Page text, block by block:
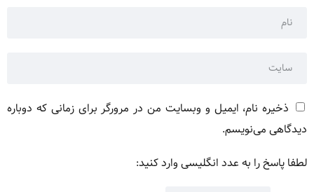
ذخیره نام، ایمیل و وبسایت من در مرورگر برای زمانی که دوباره
دیدگاهی می‌نویسم.
لطفا پاسخ را به عدد انگلیسی وارد کنید: